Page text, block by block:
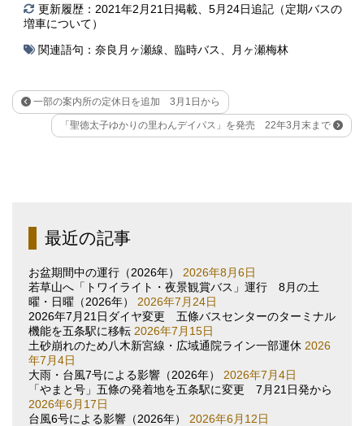
更新履歴：2021年2月21日掲載、5月24日追記（定期バスの
増車について）
関連語句： 奈良月ヶ瀬線 臨時バス 月ヶ瀬梅林
一部の案内所の定休日を追加 3月1日から
「聖徳太子ゆかりの里わんデイパス」を発売 22年3月末まで
最近の記事
お盆期間中の運行（2026年）
2026年8月6日
若草山へ「トワイライト・夜景観賞バス」運行 8月の土
曜・日曜（2026年）
2026年7月24日
2026年7月21日ダイヤ変更 五條バスセンターのターミナル
機能を五条駅に移転 2026年7月15日
土砂崩れのため八木新宮線・広域通院ライン一部運休 2026
年7月4日
大雨・台風7号による影響（2026年）
2026年7月4日
「やまと号」五條の発着地を五条駅に変更 7月21日発から
2026年6月17日
台風6号による影響（2026年）
2026年6月12日